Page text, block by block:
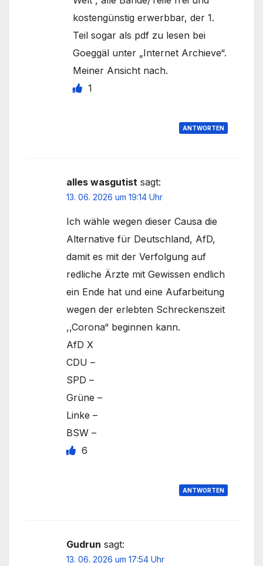
kostengünstig erwerbbar, der 1.
Teil sogar als pdf zu lesen bei
Goeggäl unter „Internet Archieve“.
Meiner Ansicht nach.
1
ANTWORTEN
alles wasgutist sagt:
13. 06. 2026 um 19:14 Uhr
Ich wähle wegen dieser Causa die
Alternative für Deutschland, AfD,
damit es mit der Verfolgung auf
redliche Ärzte mit Gewissen endlich
ein Ende hat und eine Aufarbeitung
wegen der erlebten Schreckenszeit
,,Corona“ beginnen kann.
AfD X
CDU –
SPD –
Grüne –
Linke –
BSW –
6
ANTWORTEN
Gudrun sagt:
13. 06. 2026 um 17:54 Uhr